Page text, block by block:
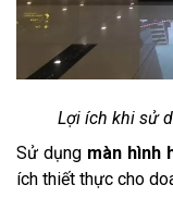
Lợi ích khi sử
Sử dụng màn hình
ích thiết thực cho